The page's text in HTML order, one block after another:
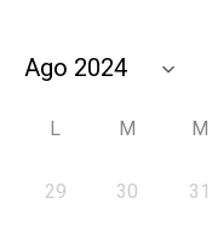
L M M
29 30 31